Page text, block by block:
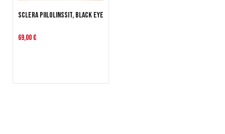
Sclera Piilolinssit, Black Eye
69,00 €